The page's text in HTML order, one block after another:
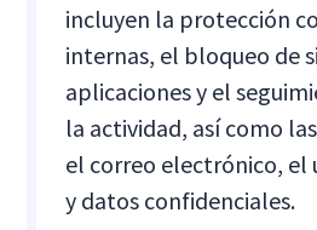
incluyen la protección
internas, el bloqueo de
aplicaciones y el
la actividad, así como
el correo electrónico, el
y datos confidenciales.